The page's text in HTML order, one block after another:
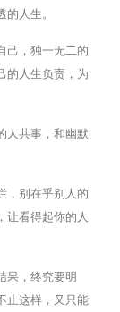
人生。
己，独一无二的
的人生负责，为
人共事，和幽默
，别在乎别人的
让看得起你的人
果，终究要明
止这样，又只能